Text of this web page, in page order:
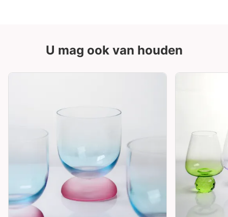
U mag ook van houden